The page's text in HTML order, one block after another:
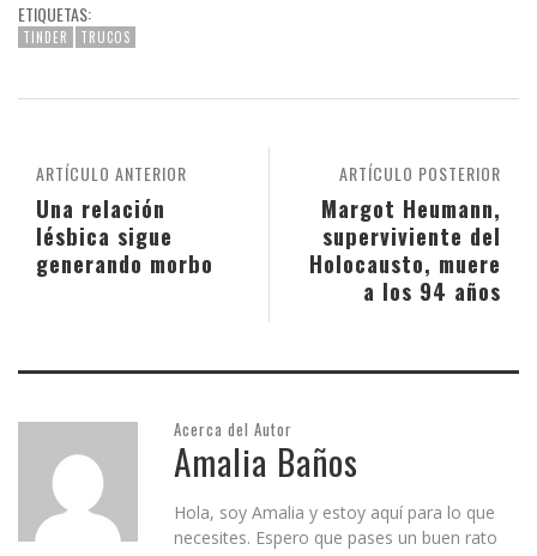
ETIQUETAS:
TINDER TRUCOS
ARTÍCULO POSTERIOR
Margot Heumann,
superviviente del
Holocausto, muere
a los 94 años
ARTÍCULO ANTERIOR
Una relación
lésbica sigue
generando morbo
Acerca del Autor
Amalia Baños
Hola, soy Amalia y estoy aquí para lo que
necesites. Espero que pases un buen rato